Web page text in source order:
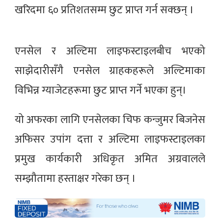
खरिदमा ६० प्रतिशतसम्म छुट प्राप्त गर्न सक्छन् ।
एनसेल र अल्टिमा लाइफस्टाइलबीच भएको
साझेदारीसँगै एनसेल ग्राहकहरूले अल्टिमाका
विभिन्न ग्याजेटहरूमा छुट प्राप्त गर्ने भएका हुन्।
यो अफरका लागि एनसेलका चिफ कन्जुमर बिजनेस
अफिसर उपांग दत्ता र अल्टिमा लाइफस्टाइलका
प्रमुख कार्यकारी अधिकृत अमित अग्रवालले
सम्झौतामा हस्ताक्षर गरेका छन् ।